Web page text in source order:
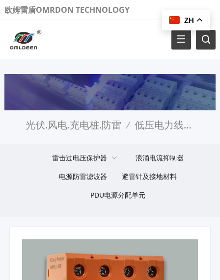
欧姆雷盾OMRDON TECHNOLOGY
光伏.风电.充电桩.防雷 / 低压电力线路防雷
雷击过电压保护器
浪涌电流抑制器
电源防雷滤波器
避雷针及接地材料
PDU电源分配单元
ZH